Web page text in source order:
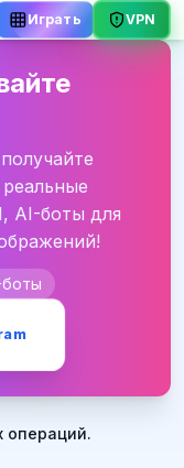
Играть VPN
AI-боты для
боты
операций.